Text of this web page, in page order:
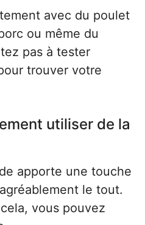
avec du poulet
ou même du
pas à tester
trouver votre
utiliser de la
apporte une touche
le tout.
vous pouvez